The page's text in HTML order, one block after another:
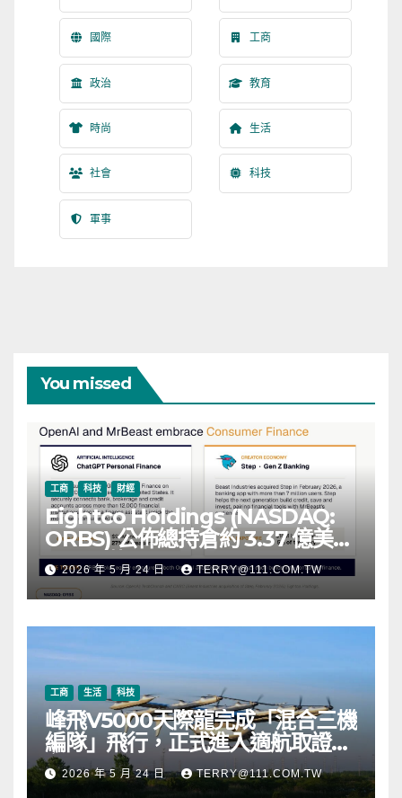
國際 工商
政治 教育
時尚 生活
社會 科技
軍事
You missed
工商 科技 財經
Eightco Holdings (NASDAQ:
ORBS) 公佈總持倉約 3.37 億美
元，涵蓋 OpenAI、Beast
Industries、超過 11,000 枚以太
幣 (ETH) 及逾 2.83 億枚 WLD 代
幣
2026 年 5 月 24 日 TERRY@111.COM.TW
工商 生活 科技
峰飛V5000天際龍完成「混合三機
編隊」飛行，正式進入適航取證階
段2026 年 5 月 24 日 TERRY@111.COM.TW